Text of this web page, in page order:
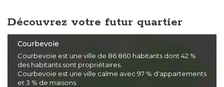
Découvrez votre futur quartier
Courbevoie
Courbevoie est une ville de 86 860 habitants dont 42 %
des habitants sont propriétaires.
Courbevoie est une ville calme avec 97 % d'appartements
et 3 % de maisons.